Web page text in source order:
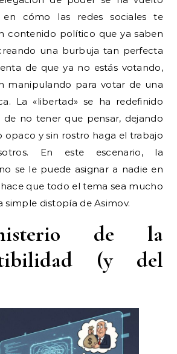
en cómo las redes sociales te
contenido político que ya saben
una burbuja tan perfecta
de que ya no estás votando,
manipulando para votar de una
La «libertad» se ha redefinido
no tener que pensar, dejando
opaco y sin rostro haga el trabajo
En este escenario, la
se le puede asignar a nadie en
que todo el tema sea mucho
simple distopía de Asimov.
de la
(y del